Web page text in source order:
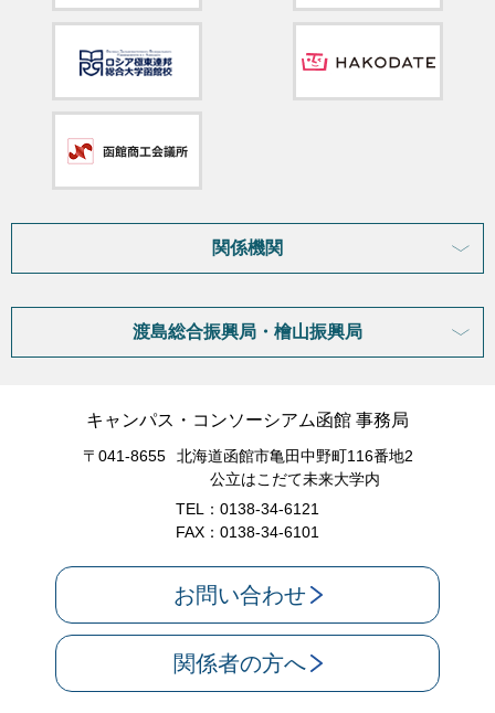
関係機関
渡島総合振興局・檜山振興局
キャンパス・コンソーシアム函館 事務局
〒041-8655
北海道函館市亀田中野町116番地2
公立はこだて未来大学内
TEL：0138-34-6121
FAX：0138-34-6101
お問い合わせ
関係者の方へ